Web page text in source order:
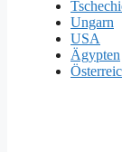
Ungarn
USA
Ägypten